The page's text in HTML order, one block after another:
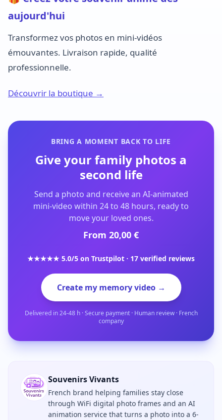
aujourd'hui
Transformez vos photos en mini-vidéos
émouvantes. Livraison rapide, qualité
professionnelle.
Découvrir la boutique →
BRING A MOMENT BACK TO LIFE
Give your family photos a
second life
Send a photo and receive an AI-animated
mini-video within 24 to 48 hours, ready to
move your loved ones.
From 20,00 €
★★★★★ 5.0/5 on Trustpilot · 17 verified reviews
Create my memory video →
Delivered in 24-48 h · Secure payment · Human review · French
company
Souvenirs Vivants
French brand helping families stay close
through WiFi digital photo frames and an AI
animation service that turns a photo into a 6-